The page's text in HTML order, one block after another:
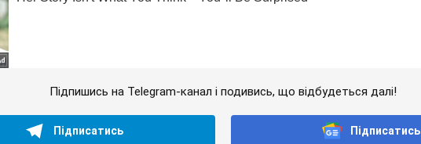
Підпишись на Telegram-канал і подивись, що відбудеться далі!
Підписатись Підписатись